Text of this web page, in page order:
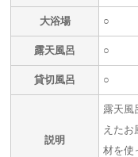
大浴場 ○
露天風呂 ○
貸切風呂 ○
説明
露天風
えたお
材を使